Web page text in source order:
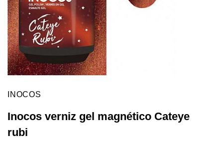
INOCOS
Inocos verniz gel magnético Cateye
rubi